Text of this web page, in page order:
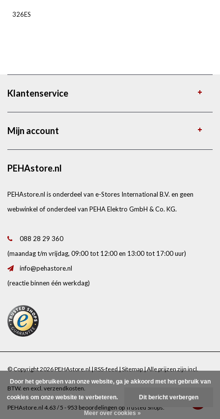
326ES
Klantenservice
Mijn account
PEHAstore.nl
PEHAstore.nl is onderdeel van e-Stores International B.V. en geen
webwinkel of onderdeel van PEHA Elektro GmbH & Co. KG.
088 28 29 360
(maandag t/m vrijdag, 09:00 tot 12:00 en 13:00 tot 17:00 uur)
info@pehastore.nl
(reactie binnen één werkdag)
© Copyright 2026 PEHAstore.nl | RSS-feed | Sitemap | Alle prijzen zijn incl.
BTW. en excl. verzendkosten
PEHAstore.nl 4.63 /5 - 953 beoordelingen op Trusted Shops
Door het gebruiken van onze website, ga je akkoord met het gebruik van
cookies om onze website te verbeteren. Dit bericht verbergen
Meer over cookies »